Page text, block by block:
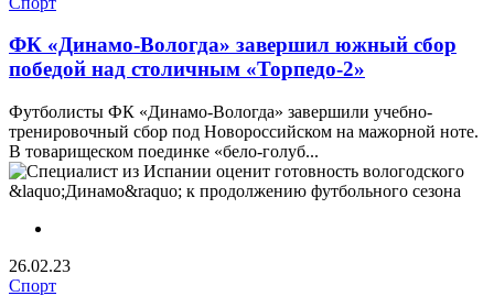
ФК «Динамо-Вологда» завершил южный сбор
победой над столичным «Торпедо-2»
Футболисты ФК «Динамо-Вологда» завершили учебно-
тренировочный сбор под Новороссийском на мажорной ноте.
В товарищеском поединке «бело-голуб...
26.02.23
Спорт